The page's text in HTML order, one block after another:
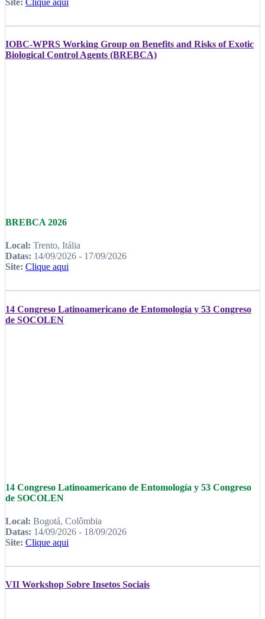
IOBC-WPRS Working Group on Benefits and Risks of Exotic
Biological Control Agents (BREBCA)
BREBCA 2026
Local: Trento, Itália
Datas: 14/09/2026 - 17/09/2026
Site: Clique aqui
14 Congreso Latinoamericano de Entomología y 53 Congreso
de SOCOLEN
14 Congreso Latinoamericano de Entomología y 53 Congreso
de SOCOLEN
Local: Bogotá, Colômbia
Datas: 14/09/2026 - 18/09/2026
Site: Clique aqui
VII Workshop Sobre Insetos Sociais